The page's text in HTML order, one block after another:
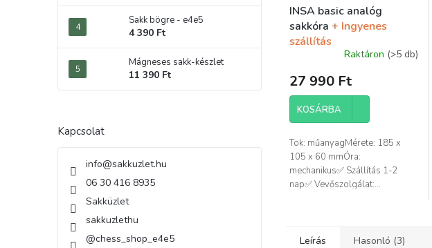
Sakk bögre - e4e5
4 390 Ft
Mágneses sakk-készlet
11 390 Ft
Kapcsolat
info@sakkuzlet.hu
06 30 416 8935
Sakküzlet
sakkuzlethu
@chess_shop_e4e5
INSA basic analóg
sakkóra + Ingyenes
szállítás
Raktáron (>5 db)
27 990 Ft
KOSÁRBA
Tok: műanyagMérete: 185 x
105 x 60 mmÓra:
mechanikus✅ Szállítás 1-2
nap✅ Vevőszolgálat:...
Leírás Hasonló (3)